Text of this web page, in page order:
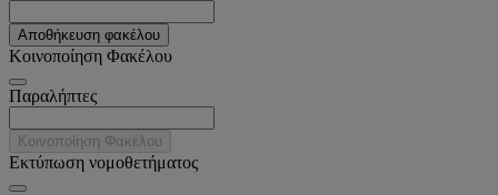
Αποθήκευση φακέλου
Κοινοποίηση Φακέλου
Παραλήπτες
Κοινοποίηση Φακέλου
Εκτύπωση νομοθετήματος